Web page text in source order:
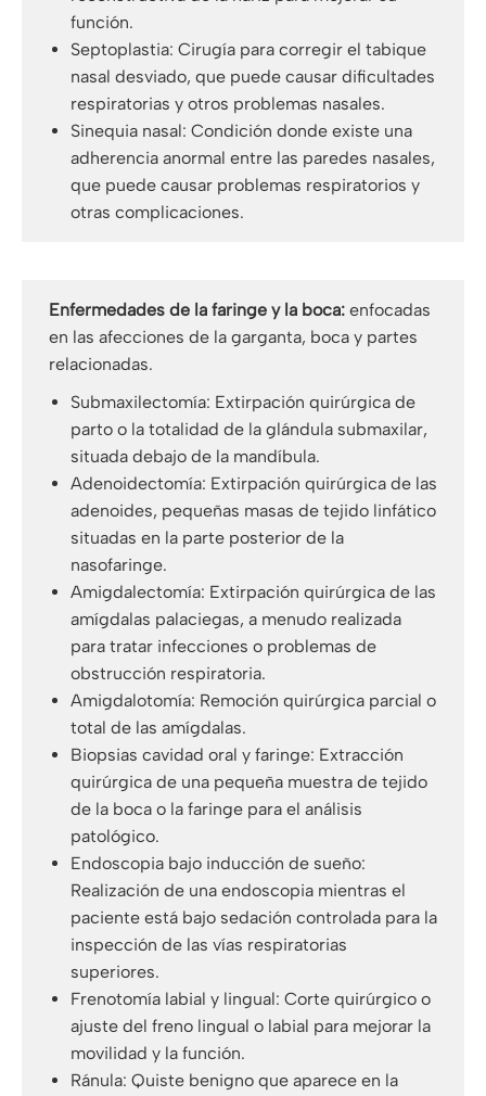
función.
Septoplastia: Cirugía para corregir el tabique
nasal desviado, que puede causar dificultades
respiratorias y otros problemas nasales.
Sinequia nasal: Condición donde existe una
adherencia anormal entre las paredes nasales,
que puede causar problemas respiratorios y
otras complicaciones.
Enfermedades de la faringe y la boca: enfocadas
en las afecciones de la garganta, boca y partes
relacionadas.
Submaxilectomía: Extirpación quirúrgica de
parto o la totalidad de la glándula submaxilar,
situada debajo de la mandíbula.
Adenoidectomía: Extirpación quirúrgica de las
adenoides, pequeñas masas de tejido linfático
situadas en la parte posterior de la
nasofaringe.
Amigdalectomía: Extirpación quirúrgica de las
amígdalas palaciegas, a menudo realizada
para tratar infecciones o problemas de
obstrucción respiratoria.
Amigdalotomía: Remoción quirúrgica parcial o
total de las amígdalas.
Biopsias cavidad oral y faringe: Extracción
quirúrgica de una pequeña muestra de tejido
de la boca o la faringe para el análisis
patológico.
Endoscopia bajo inducción de sueño:
Realización de una endoscopia mientras el
paciente está bajo sedación controlada para la
inspección de las vías respiratorias
superiores.
Frenotomía labial y lingual: Corte quirúrgico o
ajuste del freno lingual o labial para mejorar la
movilidad y la función.
Ránula: Quiste benigno que aparece en la